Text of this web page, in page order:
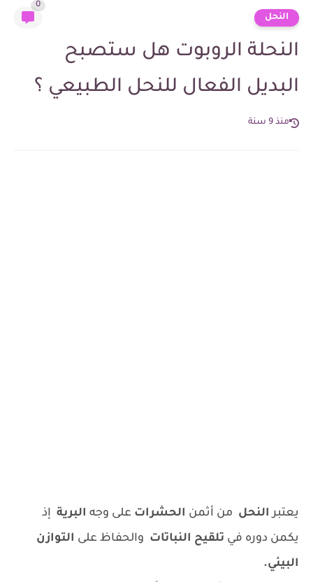
النحل
0
النحلة الروبوت هل ستصبح
البديل الفعال للنحل الطبيعي ؟
منذ 9 سنة
يعتبر النحل من أثمن الحشرات على وجه البرية إذ
يكمن دوره في تلقيح النباتات والحفاظ على التوازن
البيئي.